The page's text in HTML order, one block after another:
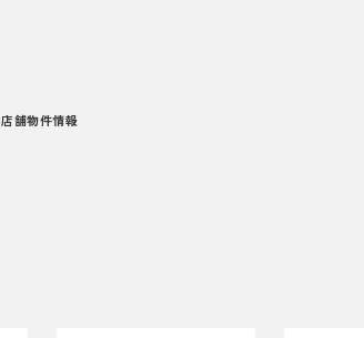
店舗物件情報